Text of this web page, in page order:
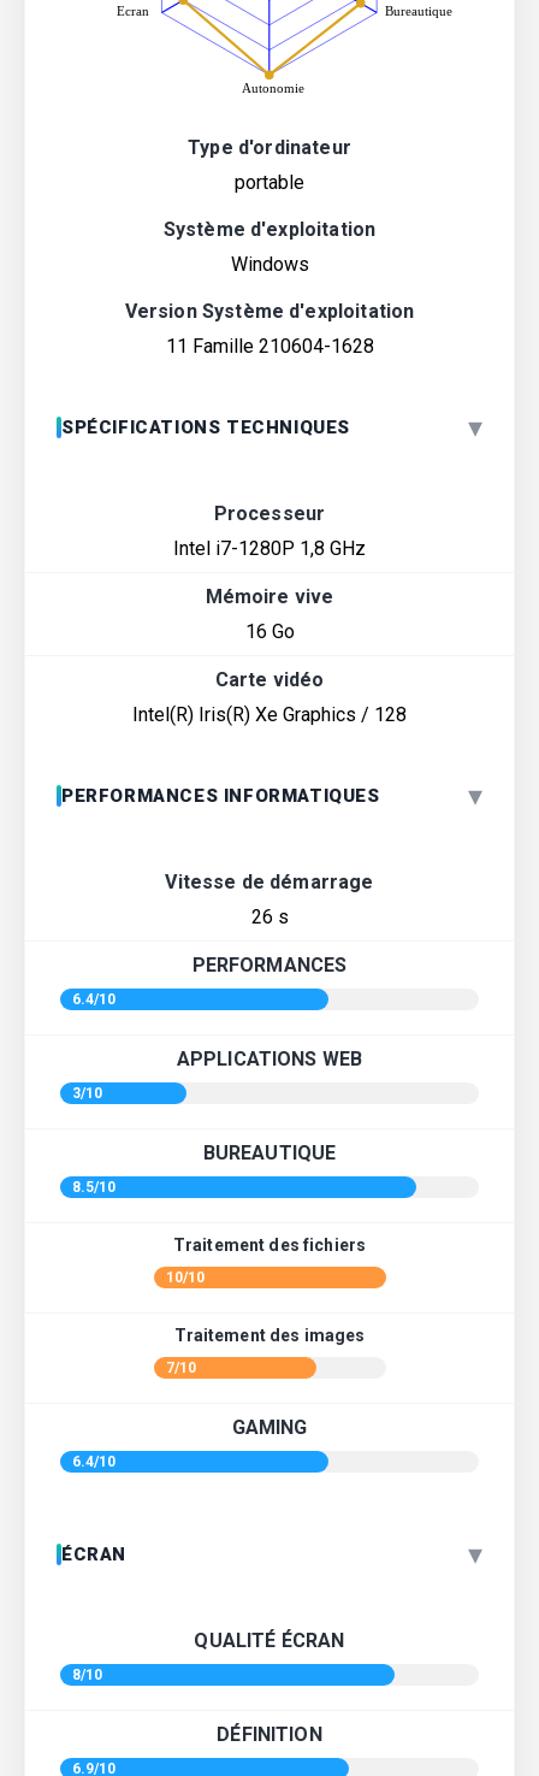
Type d'ordinateur
portable
Système d'exploitation
Windows
Version Système d'exploitation
11 Famille 210604-1628
SPÉCIFICATIONS TECHNIQUES ▾
Processeur
Intel i7-1280P 1,8 GHz
Mémoire vive
16 Go
Carte vidéo
Intel(R) Iris(R) Xe Graphics / 128
PERFORMANCES INFORMATIQUES ▾
Vitesse de démarrage
26 s
PERFORMANCES
6.4/10
APPLICATIONS WEB
3/10
BUREAUTIQUE
8.5/10
Traitement des fichiers
10/10
Traitement des images
7/10
GAMING
6.4/10
ÉCRAN ▾
QUALITÉ ÉCRAN
8/10
DÉFINITION
6.9/10